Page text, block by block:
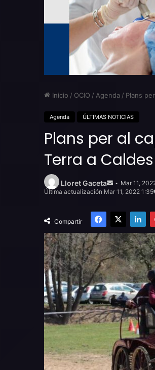
Inicio / OCIO / Agenda / Plans
Agenda ÚLTIMAS NOTICIAS
Plans per al
Terra a
Lloret Gaceta
emailMar 11,
Última actualización Mar 11, 2022 1:35
Compartir
Facebook
X